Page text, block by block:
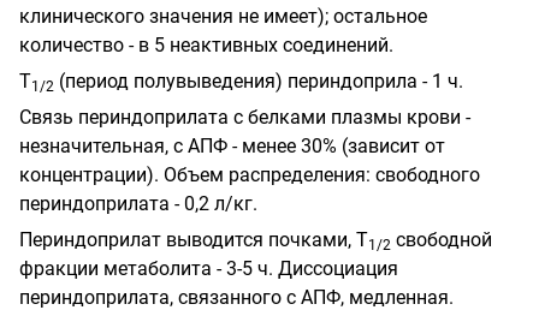
клинического значения не имеет); остальное
количество - в 5 неактивных соединений.
Т1/2 (период полувыведения) периндоприла - 1 ч.
Связь периндоприлата с белками плазмы крови -
незначительная, с АПФ - менее 30% (зависит от
концентрации). Объем распределения: свободного
периндоприлата - 0,2 л/кг.
Периндоприлат выводится почками, Т1/2 свободной
фракции метаболита - 3-5 ч. Диссоциация
периндоприлата, связанного с АПФ, медленная.